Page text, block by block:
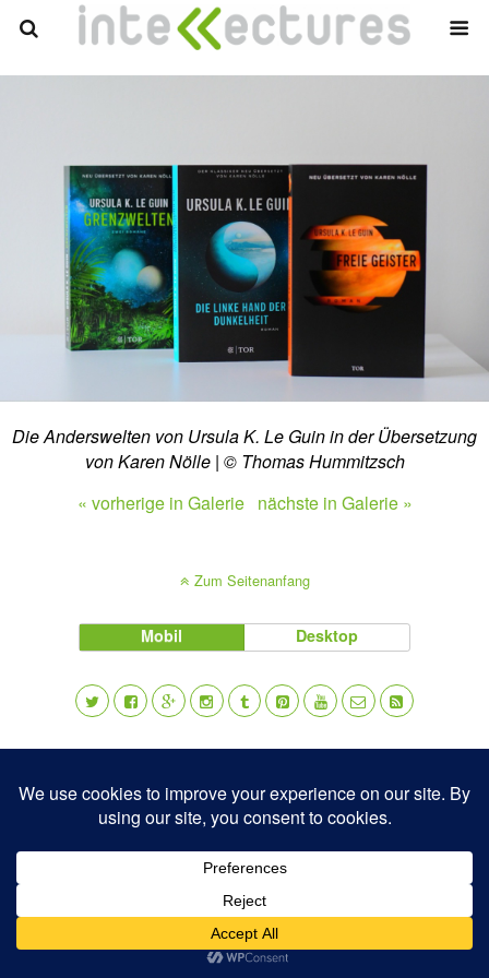
Die Anderswelten von Ursula K. Le Guin in der Übersetzung
von Karen Nölle | © Thomas Hummitzsch
« vorherige in Galerie nächste in Galerie »
Zum Seitenanfang
Mobil Desktop